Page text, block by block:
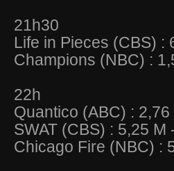
21h30
Life in Pieces (CBS) :
Champions (NBC) :
22h
Quantico (ABC) : 2,76
SWAT (CBS) : 5,25 M
Chicago Fire (NBC) :